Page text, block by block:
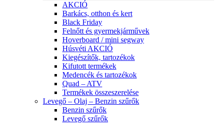
AKCIÓ
Barkács, otthon és kert
Black Friday
Felnőtt és gyermekjárművek
Hoverboard / mini segway
Húsvéti AKCIÓ
Kiegészítők, tartozékok
Kifutott termékek
Medencék és tartozékok
Quad – ATV
Termékek összeszerelése
Levegő – Olaj – Benzin szűrők
Benzin szűrők
Levegő szűrők